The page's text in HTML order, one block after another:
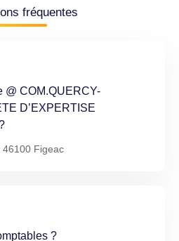
fréquentes
@ COM.QUERCY-
D’EXPERTISE
46100 Figeac
?